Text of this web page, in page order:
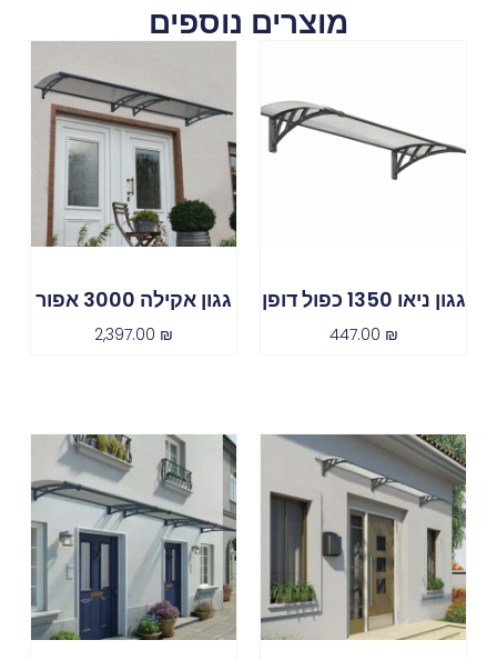
מוצרים נוספים
גגון ניאו 1350 כפול דופן
447.00 ₪
גגון אקילה 3000 אפור
2,397.00 ₪